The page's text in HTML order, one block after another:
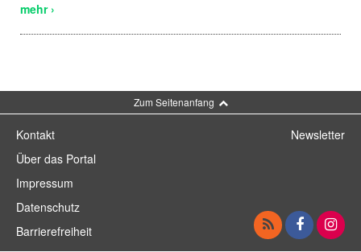
mehr ›
Zum Seitenanfang
Kontakt
Über das Portal
Impressum
Datenschutz
Barrierefreiheit
Newsletter